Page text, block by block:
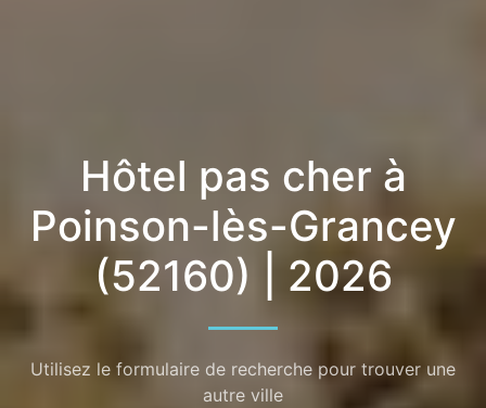
Hôtel pas cher à
Poinson-lès-Grancey
(52160) | 2026
Utilisez le formulaire de recherche pour trouver une
autre ville